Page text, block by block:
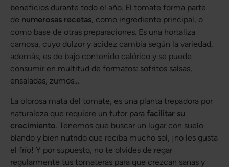
beneficios durante todo el año. El tomate forma parte
de numerosas recetas, como ingrediente principal, o
como base de otras preparaciones. Es una hortaliza
carnosa, cuyo dulzor y acidez cambia según la variedad,
además, es de bajo contenido calórico y se puede
consumir en multitud de formatos: sofritos salsas,
ensaladas, zumos…
La olorosa mata del tomate, es una planta trepadora por
naturaleza que requiere un tutor para facilitar su
crecimiento. Tenemos que buscar un lugar con suelo
blando y bien nutrido que reciba mucho sol, ¡no les gusta
el frío! Y por supuesto, no te olvides de regar
regularmente tus tomateras para que crezcan sanas y